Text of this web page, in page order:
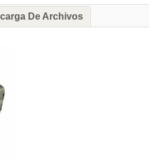
De Archivos